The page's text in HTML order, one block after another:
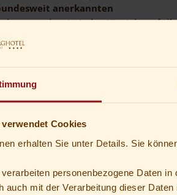
verwendet Cookies
erhalten Sie unter Details. Sie
personenbezogene Daten
auch mit der Verarbeitung dieser
anerkannten
in jeder Hinsicht erfüllt
es unser
und unvergesslich wie möglich zu
maßgeschneiderte Dienstleistungen und
für Wanderbegeisterte
Wanderkartendirekt im Hotel
nasser Wanderkleidung und